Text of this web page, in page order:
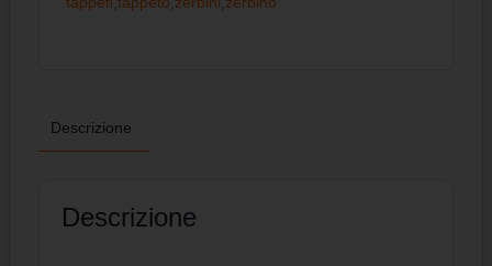
Descrizione
Descrizione